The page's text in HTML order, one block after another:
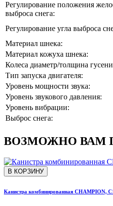
Регулирование положения
выброса снега:
Регулирование угла выброса
Материал шнека:
Материал кожуха шнека:
Колеса диаметр/толщина
Тип запуска двигателя:
Уровень мощности звука:
Уровень звукового давления:
Уровень вибрации:
Выброс снега:
ВОЗМОЖНО ВАМ
В КОРЗИНУ
Канистра комбинированная CHAMPION,